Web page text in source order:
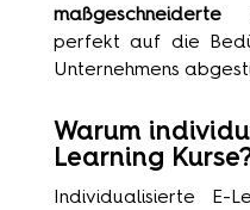
maßgeschneiderte
perfekt auf die
Unternehmens
Warum
Learning
Individualisierte E-